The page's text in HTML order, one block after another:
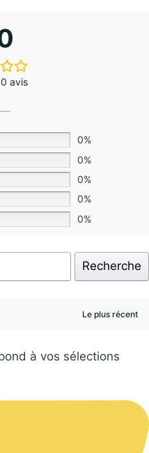
avis
0%
0%
0%
0%
0%
Recherche
à vos sélections